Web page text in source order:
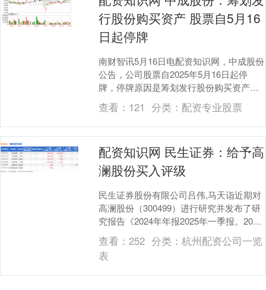
行股份购买资产 股票自5月16
日起停牌
南财智讯5月16日电配资知识网，中成股份
公告，公司股票自2025年5月16日起停
牌，停牌原因是筹划发行股份购买资产并
募集配套资金暨关联交易事项，预计停牌
时间不超....
查看： 121 分类： 配资专业股票
配资知识网 民生证券：给予高
澜股份买入评级
民生证券股份有限公司吕伟,马天诣近期对
高澜股份（300499）进行研究并发布了研
究报告《2024年年报2025年一季报。2024
年实现收入6.9亿元，同比增长2....
查看：252 分类： 杭州配资公司一览
表